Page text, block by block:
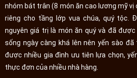
nhóm bát trân (8 món ăn cao lương mỹ vị
riêng cho tầng lớp vua chúa, quý tộc.
nguyên giá trị là món ăn quý và đã
sống ngày càng khá lên nên yến sào
được nhiều gia đình ưu tiên lựa chọn,
thực đơn của nhiều nhà hàng.